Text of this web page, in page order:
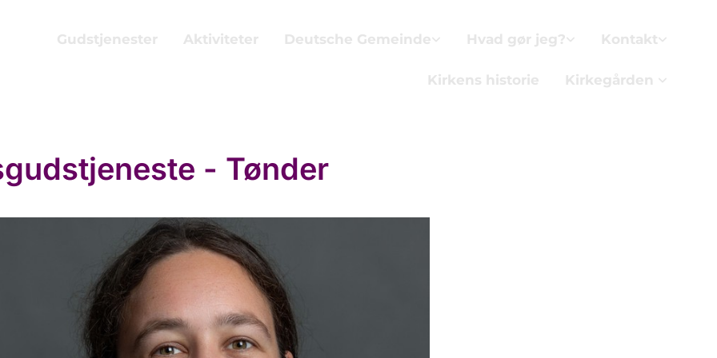
Gudstjenester Aktiviteter Deutsche Gemeinde Hvad gør jeg? Kontakt
Kirkens historie Kirkegården
- Tønder